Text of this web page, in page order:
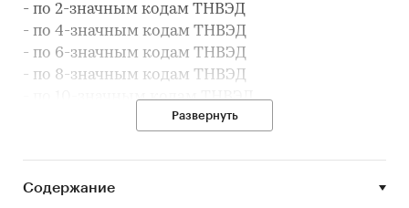
- по 2-значным кодам ТНВЭД
- по 4-значным кодам ТНВЭД
- по 6-значным кодам ТНВЭД
- по 8-значным кодам ТНВЭД
- по 10-значным кодам ТНВЭД
Исследование отвечает на вопросы:
- Какие регионы стали закупать больше
Развернуть
Содержание